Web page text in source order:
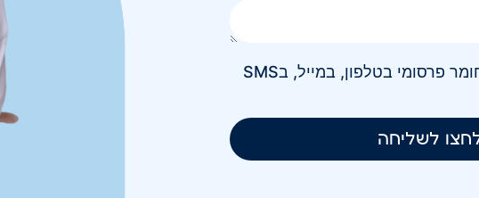
אני מאשר/ת קבלת חומר פרסומי בטלפון, במייל, בSMS
לשליחה